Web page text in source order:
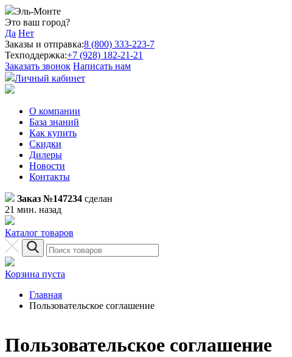
Эль-Монте
Это ваш город?
Да Нет
Заказы и отправка:8 (800) 333-223-7
Техподдержка:+7 (928) 182-21-21
Заказать звонок Написать нам
Личный кабинет
О компании
База знаний
Как купить
Скидки
Дилеры
Новости
Контакты
Заказ №147234 сделан
21 мин. назад
Каталог товаров
Корзина пуста
Главная
Пользовательское соглашение
Пользовательское соглашение